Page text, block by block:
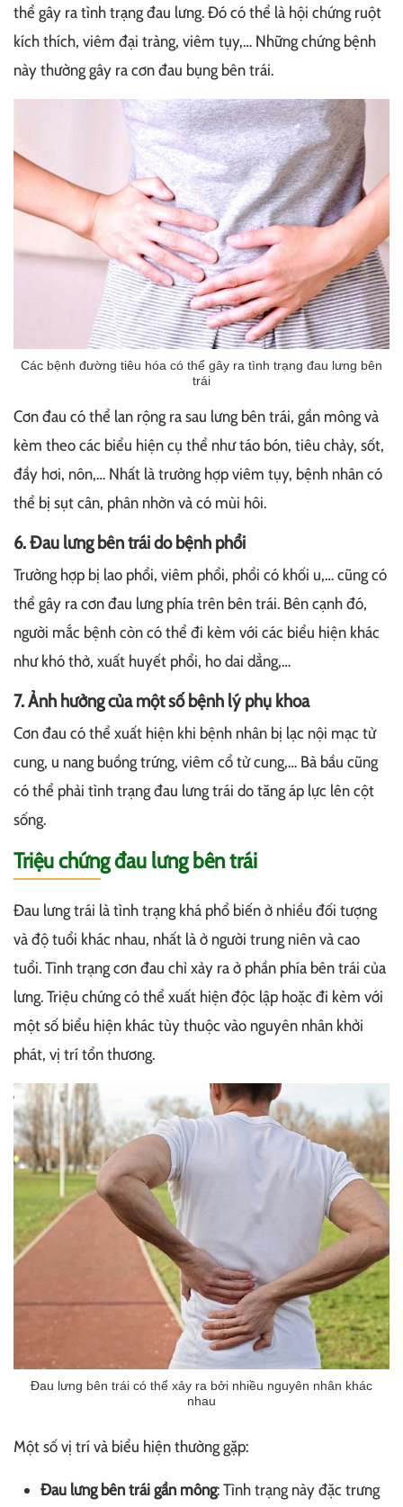
thể gây ra tình trạng đau lưng. Đó có thể là hội chứng ruột
kích thích, viêm đại tràng, viêm tụy,… Những chứng bệnh
này thường gây ra cơn đau bụng bên trái.
Các bệnh đường tiêu hóa có thể gây ra tình trạng đau lưng bên
trái
Cơn đau có thể lan rộng ra sau lưng bên trái, gần mông và
kèm theo các biểu hiện cụ thể như táo bón, tiêu chảy, sốt,
đầy hơi, nôn,… Nhất là trường hợp viêm tụy, bệnh nhân có
thể bị sụt cân, phân nhờn và có mùi hôi.
6. Đau lưng bên trái do bệnh phổi
Trường hợp bị lao phổi, viêm phổi, phổi có khối u,… cũng có
thể gây ra cơn đau lưng phía trên bên trái. Bên cạnh đó,
người mắc bệnh còn có thể đi kèm với các biểu hiện khác
như khó thở, xuất huyết phổi, ho dai dẳng,…
7. Ảnh hưởng của một số bệnh lý phụ khoa
Cơn đau có thể xuất hiện khi bệnh nhân bị lạc nội mạc tử
cung, u nang buồng trứng, viêm cổ tử cung,… Bà bầu cũng
có thể phải tình trạng đau lưng trái do tăng áp lực lên cột
sống.
Triệu chứng đau lưng bên trái
Đau lưng trái là tình trạng khá phổ biến ở nhiều đối tượng
và độ tuổi khác nhau, nhất là ở người trung niên và cao
tuổi. Tình trạng cơn đau chỉ xảy ra ở phần phía bên trái của
lưng. Triệu chứng có thể xuất hiện độc lập hoặc đi kèm với
một số biểu hiện khác tùy thuộc vào nguyên nhân khởi
phát, vị trí tổn thương.
Đau lưng bên trái có thể xảy ra bởi nhiều nguyên nhân khác
nhau
Một số vị trí và biểu hiện thường gặp:
Đau lưng bên trái gần mông: Tình trạng này đặc trưng